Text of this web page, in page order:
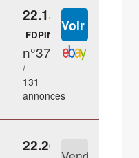
22.15 €
FDPIN
n°37
/
131
annonces
22.26 €